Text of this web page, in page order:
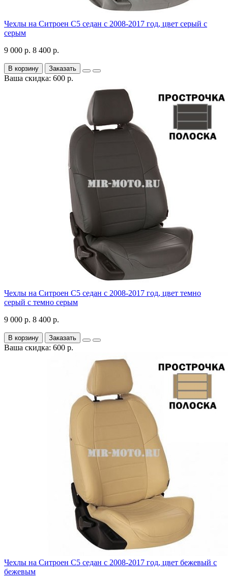
Чехлы на Ситроен С5 седан с 2008-2017 год, цвет серый с
серым
9 000 р. 8 400 р.
В корзину Заказать
Ваша скидка: 600 р.
Чехлы на Ситроен С5 седан с 2008-2017 год, цвет темно
серый с темно серым
9 000 р. 8 400 р.
В корзину Заказать
Ваша скидка: 600 р.
Чехлы на Ситроен С5 седан с 2008-2017 год, цвет бежевый с
бежевым